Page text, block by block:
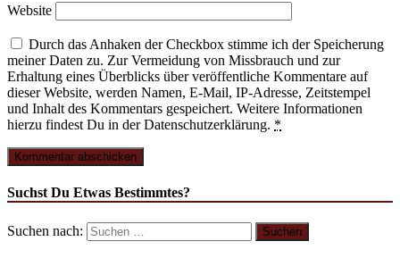
Website
Durch das Anhaken der Checkbox stimme ich der Speicherung
meiner Daten zu. Zur Vermeidung von Missbrauch und zur
Erhaltung eines Überblicks über veröffentliche Kommentare auf
dieser Website, werden Namen, E-Mail, IP-Adresse, Zeitstempel
und Inhalt des Kommentars gespeichert. Weitere Informationen
hierzu findest Du in der Datenschutzerklärung. *
Suchst Du Etwas Bestimmtes?
Suchen nach: